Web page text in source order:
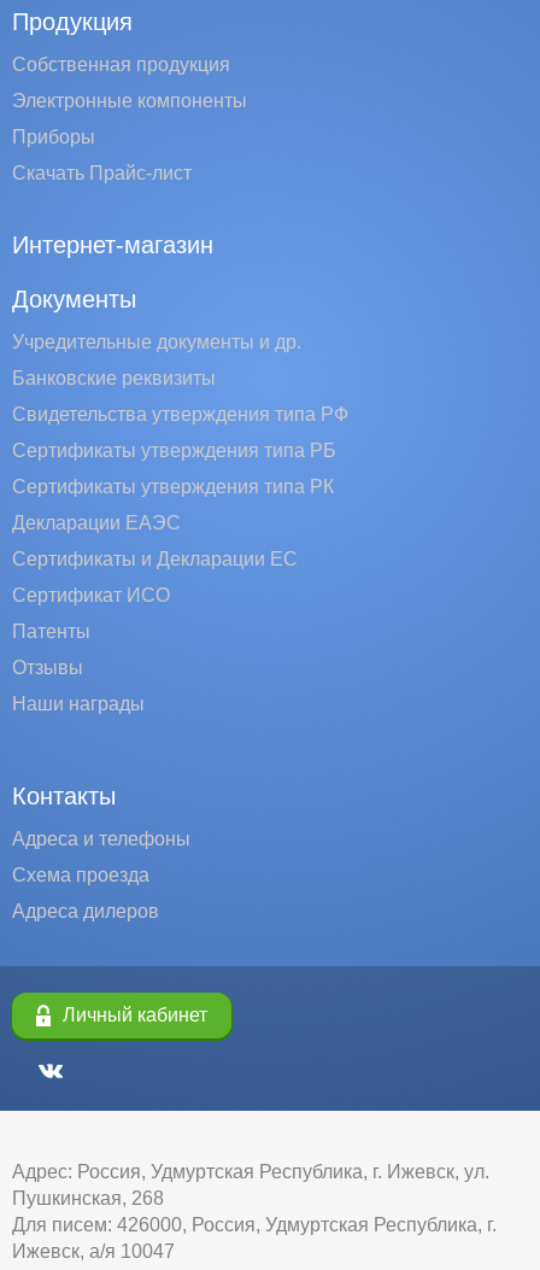
Продукция
Собственная продукция
Электронные компоненты
Приборы
Скачать Прайс-лист
Интернет-магазин
Документы
Учредительные документы и др.
Банковские реквизиты
Свидетельства утверждения типа РФ
Сертификаты утверждения типа РБ
Сертификаты утверждения типа РК
Декларации ЕАЭС
Сертификаты и Декларации EC
Сертификат ИСО
Патенты
Отзывы
Наши награды
Контакты
Адреса и телефоны
Схема проезда
Адреса дилеров
Личный кабинет
Адрес: Россия, Удмуртская Республика, г. Ижевск, ул.
Пушкинская, 268
Для писем: 426000, Россия, Удмуртская Республика, г.
Ижевск, а/я 10047